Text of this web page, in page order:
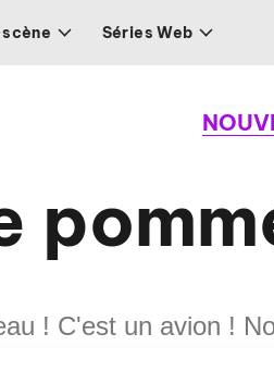
Séries Web
! C'est un avion !
plein milieu de la